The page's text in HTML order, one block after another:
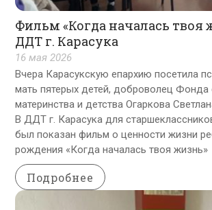
Фильм «Когда началась твоя
ДДТ г. Карасука
16 мая 2026
Вчера Карасукскую епархию посетила
мать пятерых детей, доброволец Фонда
материнства и детства Огаркова
В ДДТ г. Карасука для
был показан фильм о ценности жизни
рождения «Когда началась твоя жизнь»
Подробнее